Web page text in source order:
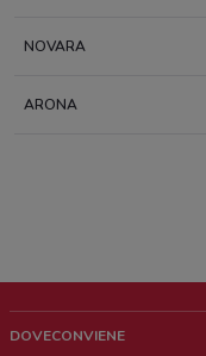
NOVARA
ARONA
DOVECONVIENE